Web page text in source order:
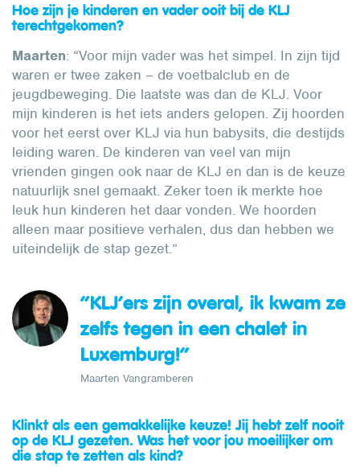
Hoe zijn je kinderen en vader ooit bij de KLJ
terechtgekomen?
Maarten: “Voor mijn vader was het simpel. In zijn tijd
waren er twee zaken – de voetbalclub en de
jeugdbeweging. Die laatste was dan de KLJ. Voor
mijn kinderen is het iets anders gelopen. Zij hoorden
voor het eerst over KLJ via hun babysits, die destijds
leiding waren. De kinderen van veel van mijn
vrienden gingen ook naar de KLJ en dan is de keuze
natuurlijk snel gemaakt. Zeker toen ik merkte hoe
leuk hun kinderen het daar vonden. We hoorden
alleen maar positieve verhalen, dus dan hebben we
uiteindelijk de stap gezet.”
“KLJ’ers zijn overal, ik kwam ze
zelfs tegen in een chalet in
Luxemburg!”
Maarten Vangramberen
Klinkt als een gemakkelijke keuze! Jij hebt zelf nooit
op de KLJ gezeten. Was het voor jou moeilijker om
die stap te zetten als kind?